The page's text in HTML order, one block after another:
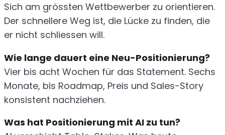
Sich am grössten Wettbewerber zu orientieren.
Der schnellere Weg ist, die Lücke zu finden, die
er nicht schliessen will.
Wie lange dauert eine Neu-Positionierung?
Vier bis acht Wochen für das Statement. Sechs
Monate, bis Roadmap, Preis und Sales-Story
konsistent nachziehen.
Was hat Positionierung mit AI zu tun?